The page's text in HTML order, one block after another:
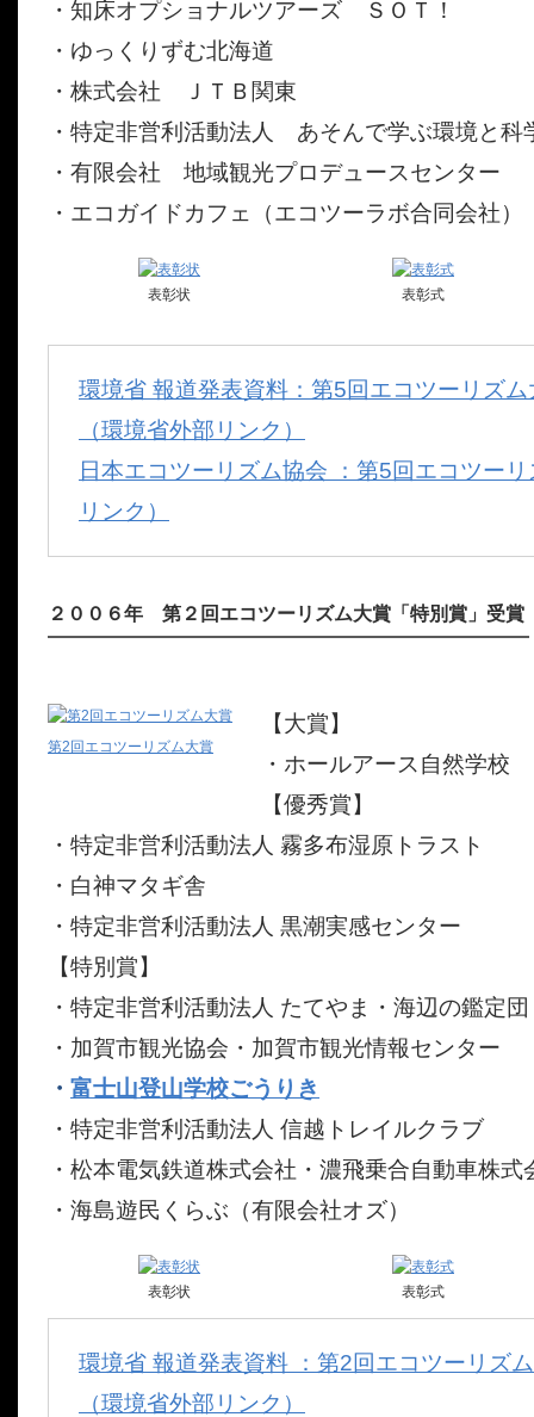
・知床オプショナルツアーズ ＳＯＴ！
・ゆっくりずむ北海道
・株式会社 ＪＴＢ関東
・特定非営利活動法人 あそんで学ぶ環境と科
・有限会社 地域観光プロデュースセンター
・エコガイドカフェ（エコツーラボ合同会社）
表彰状 表彰式
環境省 報道発表資料：第5回エコツーリズ
（環境省外部リンク）
日本エコツーリズム協会 ：第5回エコツー
リンク）
２００６年 第２回エコツーリズム大賞「特別賞」受賞
第2回エコツーリズム大賞
【大賞】
・ホールアース自然学校
【優秀賞】
・特定非営利活動法人 霧多布湿原トラスト
・白神マタギ舎
・特定非営利活動法人 黒潮実感センター
【特別賞】
・特定非営利活動法人 たてやま・海辺の鑑定団
・加賀市観光協会・加賀市観光情報センター
・ 富士山登山学校ごうりき
・特定非営利活動法人 信越トレイルクラブ
・松本電気鉄道株式会社・濃飛乗合自動車株式
・海島遊民くらぶ（有限会社オズ）
表彰状 表彰式
環境省 報道発表資料 ：第2回エコツーリズ
（環境省外部リンク）